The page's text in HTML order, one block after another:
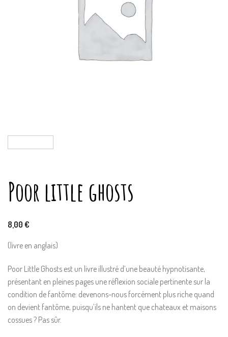
Poor little ghosts
8,00 €
(livre en anglais)
Poor Little Ghosts est un livre illustré d’une beauté hypnotisante,
présentant en pleines pages une réflexion sociale pertinente sur la
condition de fantôme: devenons-nous forcément plus riche quand
on devient fantôme, puisqu’ils ne hantent que chateaux et maisons
cossues ? Pas sûr.